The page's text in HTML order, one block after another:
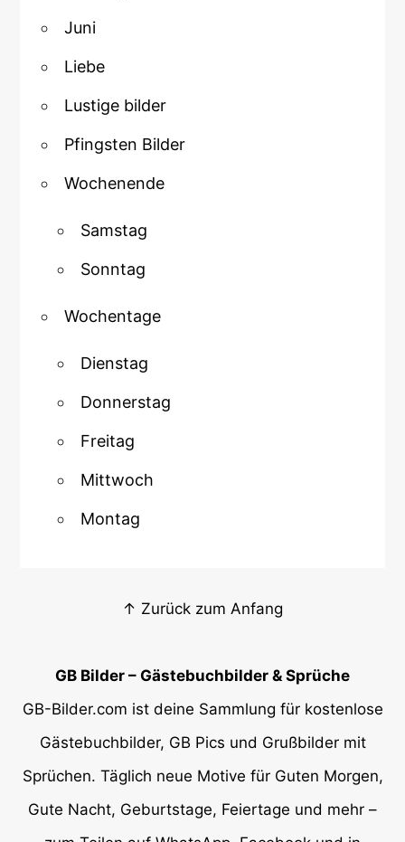
Juni
Liebe
Lustige bilder
Pfingsten Bilder
Wochenende
Samstag
Sonntag
Wochentage
Dienstag
Donnerstag
Freitag
Mittwoch
Montag
↑ Zurück zum Anfang
GB Bilder – Gästebuchbilder & Sprüche
GB-Bilder.com ist deine Sammlung für kostenlose
Gästebuchbilder, GB Pics und Grußbilder mit
Sprüchen. Täglich neue Motive für Guten Morgen,
Gute Nacht, Geburtstage, Feiertage und mehr –